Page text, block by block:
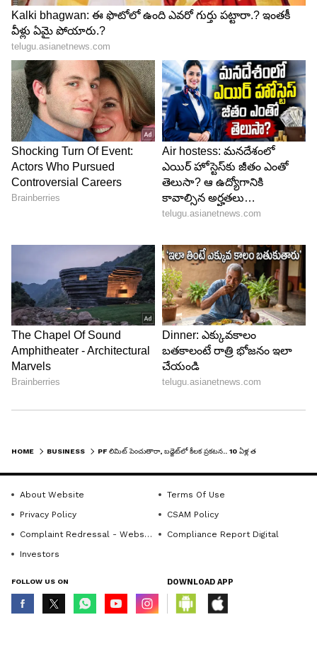
లాభపడింది.
HOME BUSINESS
About Website
Terms Of Use
Privacy Policy
CSAM Policy
Complaint Redressal - Website
Compliance Report Digital
Investors
FOLLOW US ON DOWNLOAD APP